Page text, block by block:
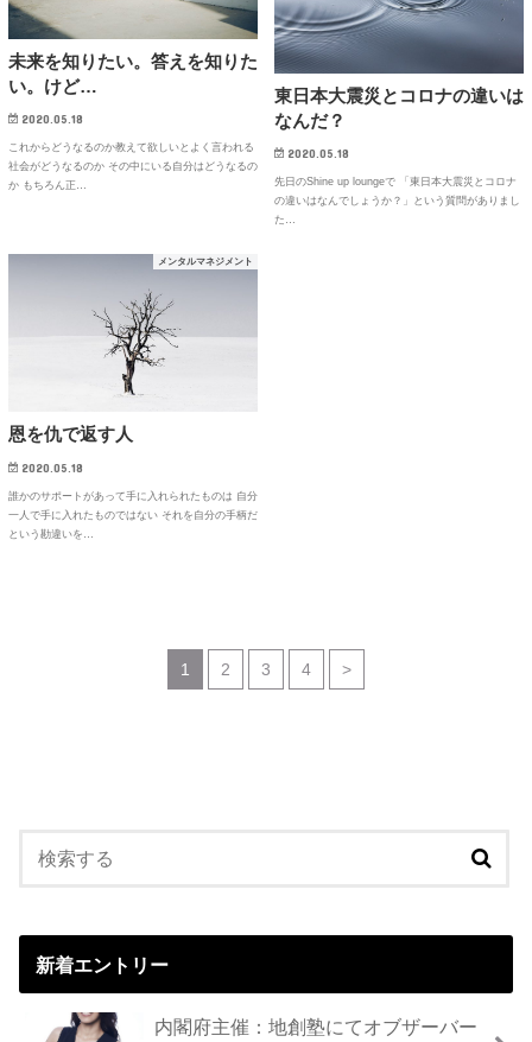
未来を知りたい。答えを知りた
い。けど…
2020.05.18
これからどうなるのか教えて欲しいとよく言われる
社会がどうなるのか その中にいる自分はどうなるの
か もちろん正…
東日本大震災とコロナの違いは
なんだ？
2020.05.18
先日のShine up loungeで 「東日本大震災とコロナ
の違いはなんでしょうか？」という質問がありまし
た…
メンタルマネジメント
恩を仇で返す人
2020.05.18
誰かのサポートがあって手に入れられたものは 自分
一人で手に入れたものではない それを自分の手柄だ
という勘違いを…
1 2 3 4 >
新着エントリー
内閣府主催：地創塾にてオブザーバー